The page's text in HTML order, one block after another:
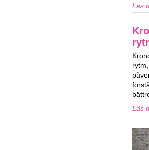
Läs
Läs